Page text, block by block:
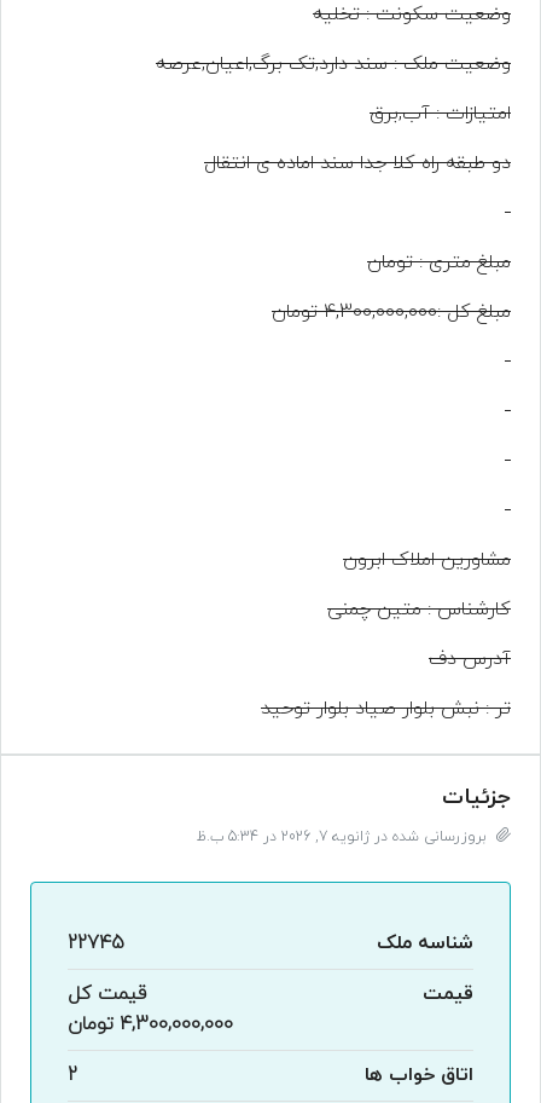
وضعیت سکونت : تخلیه
وضعیت ملک : سند دارد,تک برگ,اعیان,عرصه
امتیازات : آب,برق
دو طبقه راه کلا جدا سند اماده ی انتقال
مبلغ متری : تومان
مبلغ کل :4,300,000,000 تومان
مشاورین املاک ابرون
کارشناس : متین چمنی
آدرس دف
تر : نبش بلوار صیاد بلوار توحید
جزئیات
بروزرسانی شده در ژانویه 7, 2026 در 5:34 ب.ظ
شناسه ملک
22745
قیمت
قیمت کل
4,300,000,000 تومان
اتاق خواب ها
2